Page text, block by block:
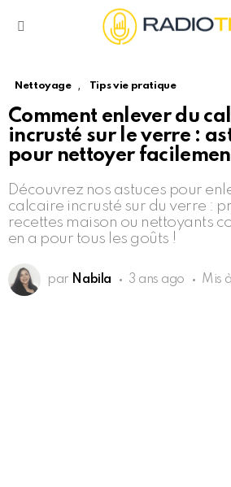
Nettoyage , Tips vie pratique
Comment enlever du
incrusté sur le verre :
pour nettoyer
Découvrez nos astuces pour
calcaire incrusté sur du verre :
recettes maison ou nettoyants
en a pour tous les goûts !
par Nabila 3 ans ago Mis